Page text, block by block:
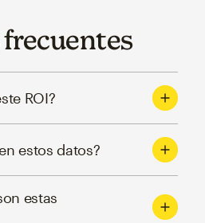
ROI?
estos datos?
estas